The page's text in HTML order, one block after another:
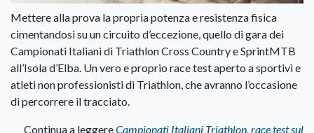
Mettere alla prova la propria potenza e resistenza fisica
cimentandosi su un circuito d’eccezione, quello di gara dei
Campionati Italiani di Triathlon Cross Country e SprintMTB
all’Isola d’Elba. Un vero e proprio race test aperto a sportivi e
atleti non professionisti di Triathlon, che avranno l’occasione
di percorrere il tracciato.
Continua a leggereCampionati Italiani Triathlon, race test sul